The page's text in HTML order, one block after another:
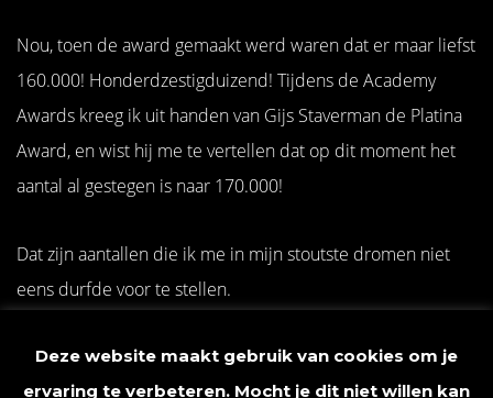
Nou, toen de award gemaakt werd waren dat er maar liefst
160.000! Honderdzestigduizend! Tijdens de Academy
Awards kreeg ik uit handen van Gijs Staverman de Platina
Award, en wist hij me te vertellen dat op dit moment het
aantal al gestegen is naar 170.000!
Dat zijn aantallen die ik me in mijn stoutste dromen niet
eens durfde voor te stellen.
Deze website maakt gebruik van cookies om je
ervaring te verbeteren. Mocht je dit niet willen kan